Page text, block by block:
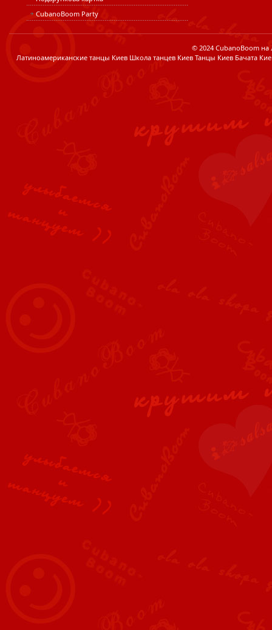
CubanoBoom Party
© 2024 CubanoBoom на
Латиноамериканские танцы Киев Школа танцев Киев Танцы Киев Бачата